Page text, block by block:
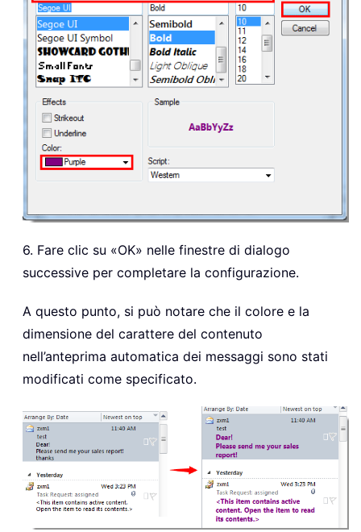
6. Fare clic su «OK» nelle finestre di dialogo
successive per completare la configurazione.
A questo punto, si può notare che il colore e la
dimensione del carattere del contenuto
nell’anteprima automatica dei messaggi sono stati
modificati come specificato.